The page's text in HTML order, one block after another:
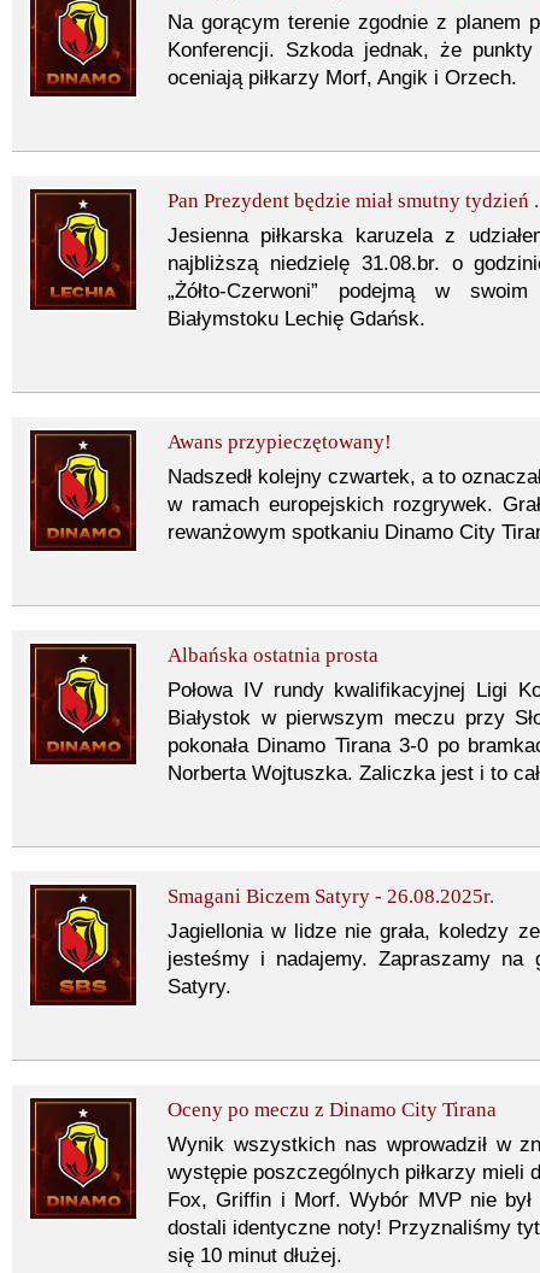
Na gorącym terenie zgodnie z planem
Konferencji. Szkoda jednak, że
oceniają piłkarzy Morf, Angik i Orzech.
Pan Prezydent będzie miał smutny tydzień
Jesienna piłkarska karuzela z
najbliższą niedzielę 31.08.br. o
„Żółto-Czerwoni” podejmą w
Białymstoku Lechię Gdańsk.
Awans przypieczętowany!
Nadszedł kolejny czwartek, a to
w ramach europejskich rozgrywek.
rewanżowym spotkaniu Dinamo City
Albańska ostatnia prosta
Połowa IV rundy kwalifikacyjnej Ligi
Białystok w pierwszym meczu przy
pokonała Dinamo Tirana 3-0 po
Norberta Wojtuszka. Zaliczka jest i to
Smagani Biczem Satyry - 26.08.2025r.
Jagiellonia w lidze nie grała, koledzy
jesteśmy i nadajemy. Zapraszamy na
Satyry.
Oceny po meczu z Dinamo City Tirana
Wynik wszystkich nas wprowadził w
występie poszczególnych piłkarzy mieli
Fox, Griffin i Morf. Wybór MVP nie
dostali identyczne noty! Przyznaliśmy
się 10 minut dłużej.